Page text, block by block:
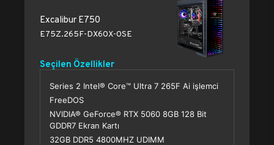
Excalibur E750
E75Z.265F-DX60X-0SE
Seçilen Özellikler
Series 2 Intel® Core™ Ultra 7 265F Ai işlemci
FreeDOS
NVIDIA® GeForce® RTX 5060 8GB 128 Bit
GDDR7 Ekran Kartı
32GB DDR5 4800MHZ UDIMM